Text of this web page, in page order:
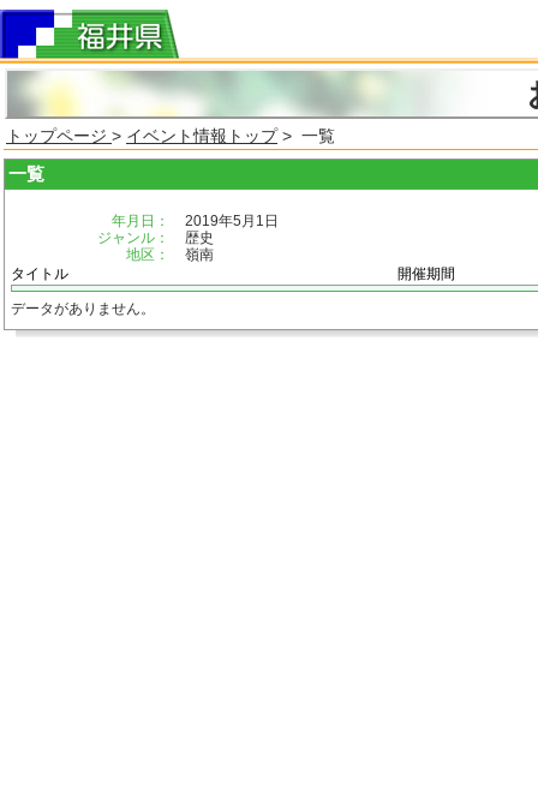
トップページ > イベント情報トップ> 一覧
一覧
年月日：
2019年5月1日
ジャンル：
歴史
地区：
嶺南
タイトル
開催期間
データがありません。